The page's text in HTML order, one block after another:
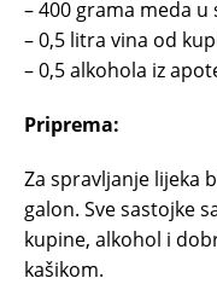
– 400 grama meda u
– 0,5 litra vina od
– 0,5 alkohola iz
Priprema:
Za spravljanje lijeka
galon. Sve sastojke
kupine, alkohol i
kašikom.